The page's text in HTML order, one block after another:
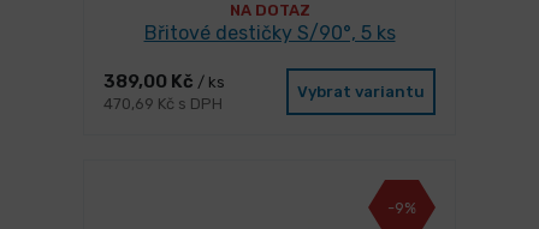
NA DOTAZ
Břitové destičky S/90°, 5 ks
389,00 Kč / ks
470,69 Kč s DPH
Vybrat variantu
-9%